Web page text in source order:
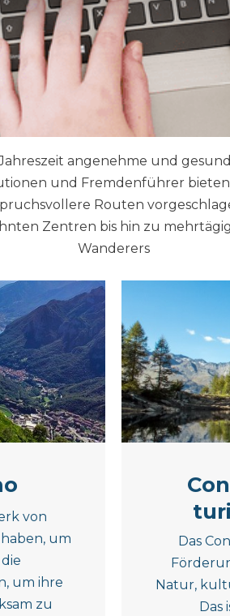
angenehme und
und Fremdenführer
Routen
Zentren bis hin zu
Wanderers
von
um
um ihre
zu
Das
Natur,
Das